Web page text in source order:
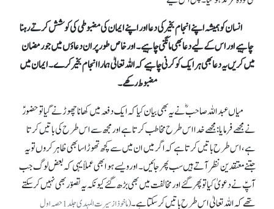
انسان کو ہمیشہ اپنے انجام بخیر کی دعا اور اپنے ایمان کی مضبوطی کی کوشش کرتے رہنا
چاہیے اور اس کے لیے دعا بھی مانگنی چاہیے۔اور خاص طور پر ان دعاؤں میں جو رمضان
میں کریں یہ دعا بھی ہر ایک کو کرنی چاہیے کہ اللہ تعالیٰ ہمارا انجام بخیر کرے۔ ایمان میں
مضبوط رکھے۔
میاں عبداللہ صاحبؓ نے یہ بھی بیان کیا کہ ایک دفعہ میں کھانا چھوڑنے گیا تو حضورؑ
نے مجھےفرمایا: مجھے خدا اس طرح مخاطب کرتا ہے اور مجھ سے اس طرح کی باتیں کرتا
ہے ،اس طرح باتیں کرتا ہے کہ اگر میں ان میں سے کچھ تھوڑا سا بھی ظاہر کروں تو یہ
جتنے معتقدین نظر آتے ہیں سب پھر جائیں۔اور ویسے ہوا بھی عملاً یہی کہ بعض لوگ جب
آپؑ نے دعویٰ کیا تو پھر گئے اور مخالفت میں بھی بڑھ گئے کیونکہ یہ تصوّر بھی نہیں کر سکتے
تھے کہ اللہ تعالیٰ اس طرح باتیں کر سکتا ہے۔
(ماخوذ از سیرت المہدی جلد 1حصہ اول